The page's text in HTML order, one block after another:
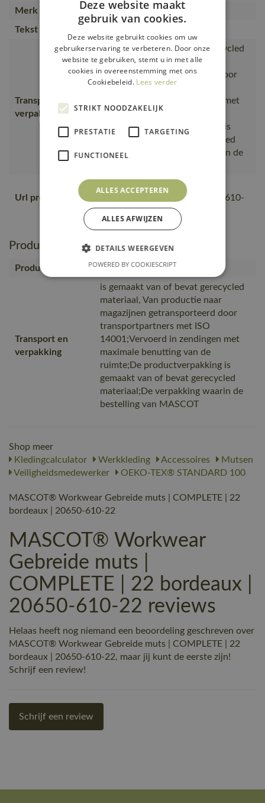
Merk
MASCOT®
Tekst usp
Transport en
verpakking
is gemaakt van of bevat gerecycled
materiaal, Van productie naar
magazijnen getransporteerd door
transportpartners met ISO
14001;Vervoerd in zendingen met
maximale benutting van de
ruimte;De productverpakking is
gemaakt van of bevat gerecycled
materiaal;De verpakking waarin de
Url product pdf
https://mascotsitecore-
1ccb8.kxcdn.com/pdf/20650-610-
22-nl.pdf
Productie en verpakking
Productcategorie Accessoires, Mutsen
Transport en
verpakking
is gemaakt van of bevat gerecycled
materiaal, Van productie naar
magazijnen getransporteerd door
transportpartners met ISO
14001;Vervoerd in zendingen met
maximale benutting van de
ruimte;De productverpakking is
gemaakt van of bevat gerecycled
materiaal;De verpakking waarin de
bestelling van MASCOT
Shop meer
Kledingcalculator
Werkkleding Accessoires
Mutsen
Veiligheidsmedewerker
OEKO-TEX® STANDARD 100
MASCOT® Workwear Gebreide muts | COMPLETE | 22
bordeaux | 20650-610-22
MASCOT® Workwear
Gebreide muts |
COMPLETE | 22 bordeaux |
20650-610-22 reviews
Helaas heeft nog niemand een beoordeling geschreven over
MASCOT® Workwear Gebreide muts | COMPLETE | 22
bordeaux | 20650-610-22, maar jij kunt de eerste zijn!
Schrijf een review!
Schrijf een review
Deze website maakt
gebruik van cookies.
Deze website gebruikt cookies om uw
gebruikerservaring te verbeteren. Door onze
website te gebruiken, stemt u in met alle
cookies in overeenstemming met ons
Cookiebeleid. Lees verder
STRIKT NOODZAKELIJK
PRESTATIE TARGETING
FUNCTIONEEL
ALLES ACCEPTEREN
ALLES AFWIJZEN
DETAILS WEERGEVEN
POWERED BY COOKIESCRIPT